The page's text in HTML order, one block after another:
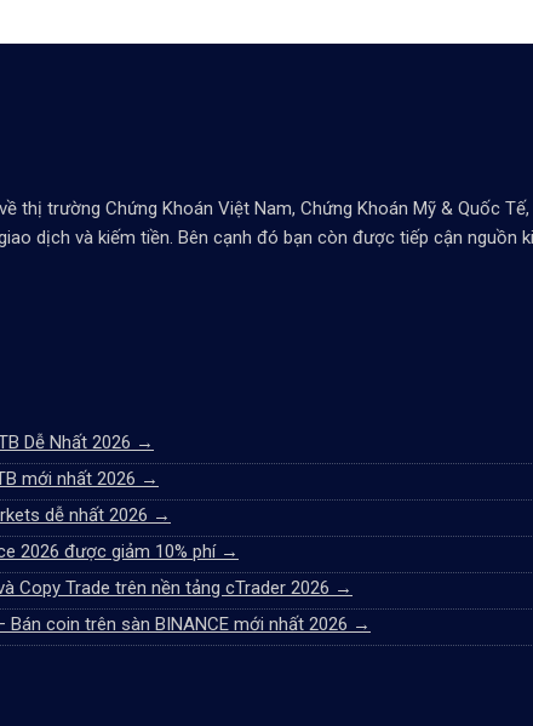
thị trường Chứng Khoán Việt Nam, Chứng Khoán Mỹ & Quốc
dịch và kiếm tiền. Bên cạnh đó bạn còn được tiếp cận
Dễ Nhất 2026 →
mới nhất 2026 →
dễ nhất 2026 →
2026 được giảm 10% phí →
Copy Trade trên nền tảng cTrader 2026 →
coin trên sàn BINANCE mới nhất 2026 →